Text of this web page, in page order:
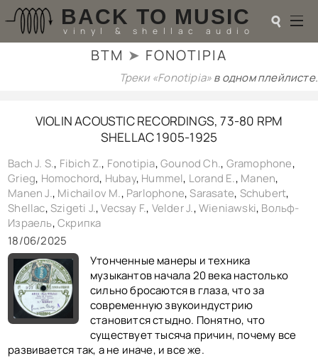
BACK TO MUSIC
vinyl & shellac audio ☌
РАДИОТЕХНИКА
АКУСТИКА
ТЕОРИЯ
МУЗЫКА
HI-FI PLAYERS
TESTS
ПЕРСОНАЛИИ
LOL
ССЫЛКИ
О САЙТЕ
КОНТАКТЫ
BACK TO PHOTO
BTM ➤ FONOTIPIA
Треки «Fonotipia»в одном плейлисте.
VIOLIN ACOUSTIC RECORDINGS, 73-80 RPM
SHELLAC 1905-1925
Bach J. S., Fibich Z., Fonotipia,Gounod Ch., Gramophone,
Grieg, Homochord, Hubay, Hummel, Lorand E., Manen,
Manen J., Michailov M., Parlophone,Sarasate, Schubert,
Shellac,Szigeti J.,Vecsay F., Velder J.,Wieniawski, Вольф-
Израель,Скрипка
18/06/2025
Утонченные манеры и техника
музыкантов начала 20 века настолько
сильно бросаются в глаза, что за
современную звукоиндустрию
становится стыдно. Понятно, что
существует тысяча причин, почему все
развивается так, а не иначе, и все же.